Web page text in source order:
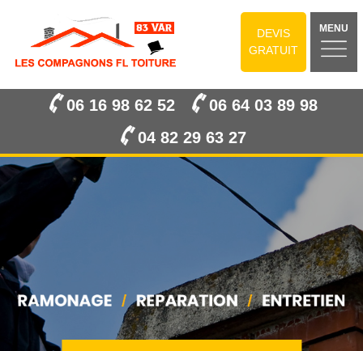
DEVIS
GRATUIT
MENU
06 16 98 62 52
06 64 03 89 98
04 82 29 63 27